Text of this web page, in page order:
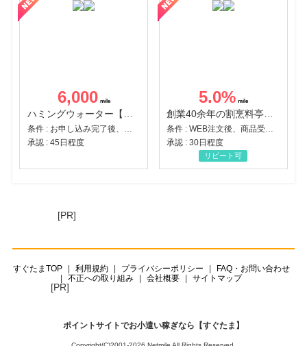
6,000
承認 : 45日程度
5.0%
承認 : 30日程度
リピート可
[PR]
すぐたまTOP 利用規約 プライバシーポリシー
FAQ・お問い合わせ
不正への取り組み
会社概要 サイトマップ
[PR]
ポイントサイトでお小遣い稼ぎなら【すぐたま】